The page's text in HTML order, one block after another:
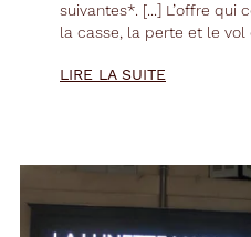
suivantes*. [...] L’offre qui
la casse, la perte et le
LIRE LA SUITE